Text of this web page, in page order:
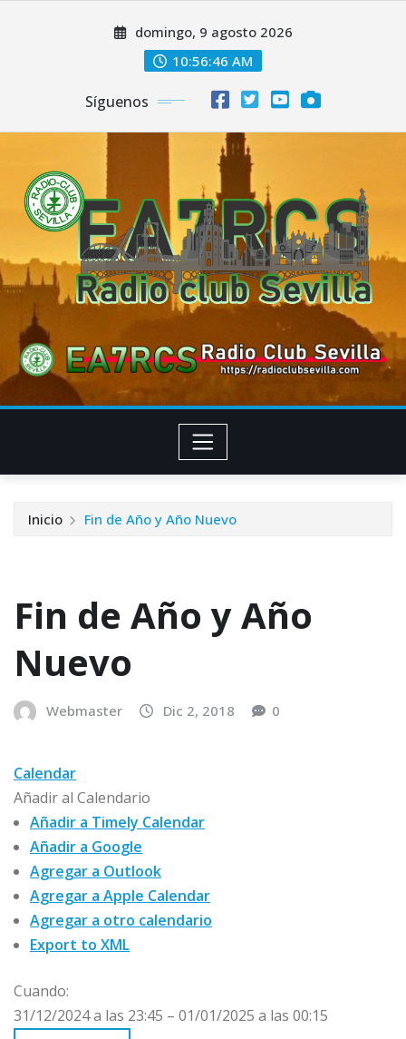
domingo, 9 agosto 2026
10:56:47 AM
Síguenos
Inicio Fin de Año y Año Nuevo
Fin de Año y Año
Nuevo
Webmaster Dic 2, 2018 0
Calendar
Añadir al Calendario
Añadir a Timely Calendar
Añadir a Google
Agregar a Outlook
Agregar a Apple Calendar
Agregar a otro calendario
Export to XML
Cuando:
31/12/2024 a las 23:45 – 01/01/2025 a las 00:15